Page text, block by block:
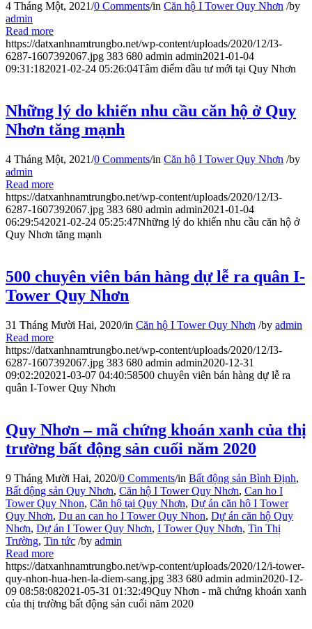
4 Tháng Một, 2021/0 Comments/in Căn hộ I Tower Quy Nhơn /by
admin
Read more
https://datxanhnamtrungbo.net/wp-content/uploads/2020/12/I3-
6287-1607392067.jpg 383 680 admin admin2021-01-04
09:31:182021-02-24 05:26:04Tâm điểm đầu tư mới tại Quy Nhơn
Những lý do khiến nhu cầu căn hộ ở Quy
Nhơn tăng mạnh
4 Tháng Một, 2021/0 Comments/in Căn hộ I Tower Quy Nhơn /by
admin
Read more
https://datxanhnamtrungbo.net/wp-content/uploads/2020/12/I3-
6287-1607392067.jpg 383 680 admin admin2021-01-04
06:29:542021-02-24 05:25:47Những lý do khiến nhu cầu căn hộ ở
Quy Nhơn tăng mạnh
500 chuyên viên bán hàng dự lễ ra quân I-
Tower Quy Nhơn
31 Tháng Mười Hai, 2020/in Căn hộ I Tower Quy Nhơn /by admin
Read more
https://datxanhnamtrungbo.net/wp-content/uploads/2020/12/I3-
6287-1607392067.jpg 383 680 admin admin2020-12-31
09:02:202021-03-07 04:40:58500 chuyên viên bán hàng dự lễ ra
quân I-Tower Quy Nhơn
Quy Nhơn – mã chứng khoán xanh của thị
trường bất động sản cuối năm 2020
9 Tháng Mười Hai, 2020/0 Comments/in Bất động sản Bình Định,
Bất động sản Quy Nhơn, Căn hộ I Tower Quy Nhơn, Can ho I
Tower Quy Nhon, Căn hộ tại Quy Nhơn, Dự án căn hộ I Tower
Quy Nhơn, Du an can ho I Tower Quy Nhon, Dự án căn hộ Quy
Nhơn, Dự án I Tower Quy Nhơn, I Tower Quy Nhơn, Tin Thị
Trường, Tin tức /by admin
Read more
https://datxanhnamtrungbo.net/wp-content/uploads/2020/12/i-tower-
quy-nhon-hua-hen-la-diem-sang.jpg 383 680 admin admin2020-12-
09 08:58:082021-05-31 01:32:49Quy Nhơn - mã chứng khoán xanh
của thị trường bất động sản cuối năm 2020